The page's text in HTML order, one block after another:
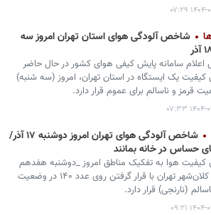
۱۹ ۰۷:۲۹
شاخص آلودگی هوای استان تهران امروز سه
اعلام سامانه پایش کیفی هوای کشور در حال حاضر
یک ایستگاه در استان تهران، امروز (سه شنبه)
قرمز و ناسالم برای عموم قرار دارد.
۱۸ ۰۷:۳۳
شاخص آلودگی هوای تهران امروز دوشنبه ۱۷ آذر/
حساس در خانه بمانند
هوا به تفکیک مناطق امروز _دوشنبه هفدهم
آذر_ در کلان‌شهر تهران با قرار گرفتن روی عدد ۱۴۰ در وضعیت
(نارنجی) قرار دارد.
۱۷ ۰۹:۲۱